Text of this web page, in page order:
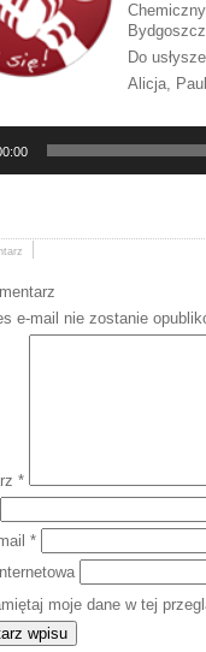
Do
Alicja,
plików
e-mail nie zostanie
*
*
moje dane w tej